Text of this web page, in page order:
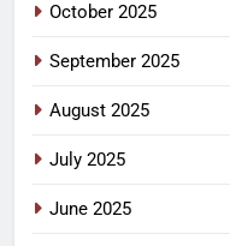
October 2025
September 2025
August 2025
July 2025
June 2025